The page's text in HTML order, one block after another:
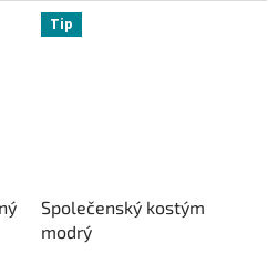
Tip
Společenský kostým
modrý